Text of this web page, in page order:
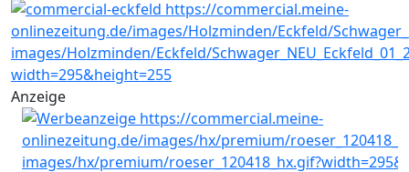
Anzeige